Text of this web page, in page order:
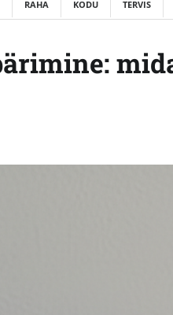
RAHA KODU TERVIS